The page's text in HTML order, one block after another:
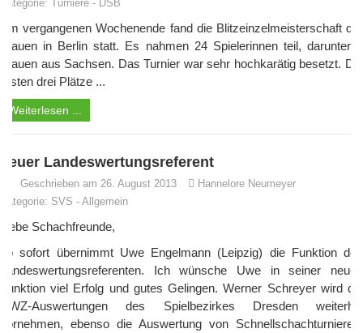
Kategorie: Turniere - DSB
Am vergangenen Wochenende fand die Blitzeinzelmeisterschaft der
Frauen in Berlin statt. Es nahmen 24 Spielerinnen teil, darunter 3
Frauen aus Sachsen. Das Turnier war sehr hochkarätig besetzt. Die
ersten drei Plätze ...
Weiterlesen ...
neuer Landeswertungsreferent
Geschrieben am 26. August 2013
Hannelore Neumeyer
Kategorie: SVS - Allgemein
Liebe Schachfreunde,
ab sofort übernimmt Uwe Engelmann (Leipzig) die Funktion des
Landeswertungsreferenten. Ich wünsche Uwe in seiner neuen
Funktion viel Erfolg und gutes Gelingen. Werner Schreyer wird die
DWZ-Auswertungen des Spielbezirkes Dresden weiterhin
vornehmen, ebenso die Auswertung von Schnellschachturnieren.